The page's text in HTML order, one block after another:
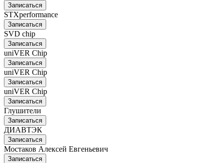
Записаться
STXperformance
Записаться
SVD chip
Записаться
uniVER Chip
Записаться
uniVER Chip
Записаться
uniVER Chip
Записаться
Глушители
Записаться
ДИАВТЭК
Записаться
Мостаков Алексей Евгеньевич
Записаться